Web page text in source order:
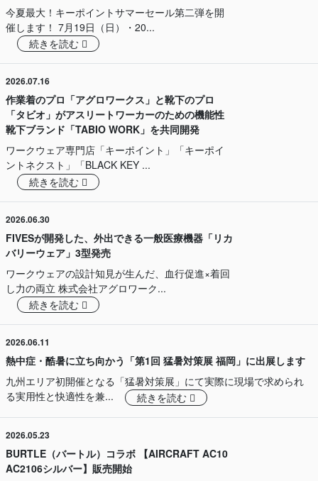
今夏最大！キーポイントサマーセール第二弾を開
催します！ 7月19日（日）・20...
続きを読む
2026.07.16
作業着のプロ「アグロワークス」と靴下のプロ
「タビオ」がアスリートワーカーのための機能性
靴下ブランド「TABIO WORK」を共同開発
ワークウェア専門店「キーポイント」「キーポイ
ントネクスト」「BLACK KEY ...
続きを読む
2026.06.30
FIVESが開発した、外出できる一般医療機器「リカ
バリーウェア」3型発売
ワークウェアの設計知見が生んだ、血行促進×着回
し力の両立 株式会社アグロワーク...
続きを読む
2026.06.11
熱中症・酷暑に立ち向かう「第1回 猛暑対策展 福岡」に出展します
九州エリア初開催となる「猛暑対策展」にて実際に現場で求められ
る実用性と快適性を兼...
続きを読む
2026.05.23
BURTLE（バートル）コラボ 【AIRCRAFT AC10
AC2106シルバー】販売開始